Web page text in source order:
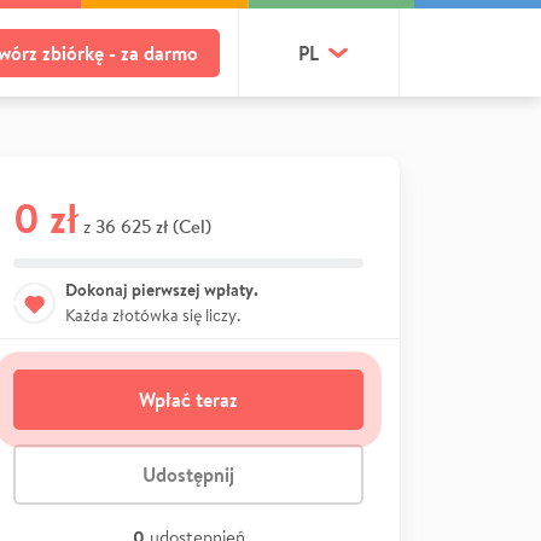
zbiórkę - za darmo PL
0 zł z 36 625 zł (Cel)
Dokonaj pierwszej wpłaty.
Każda złotówka się liczy.
Wpłać teraz
Udostępnij